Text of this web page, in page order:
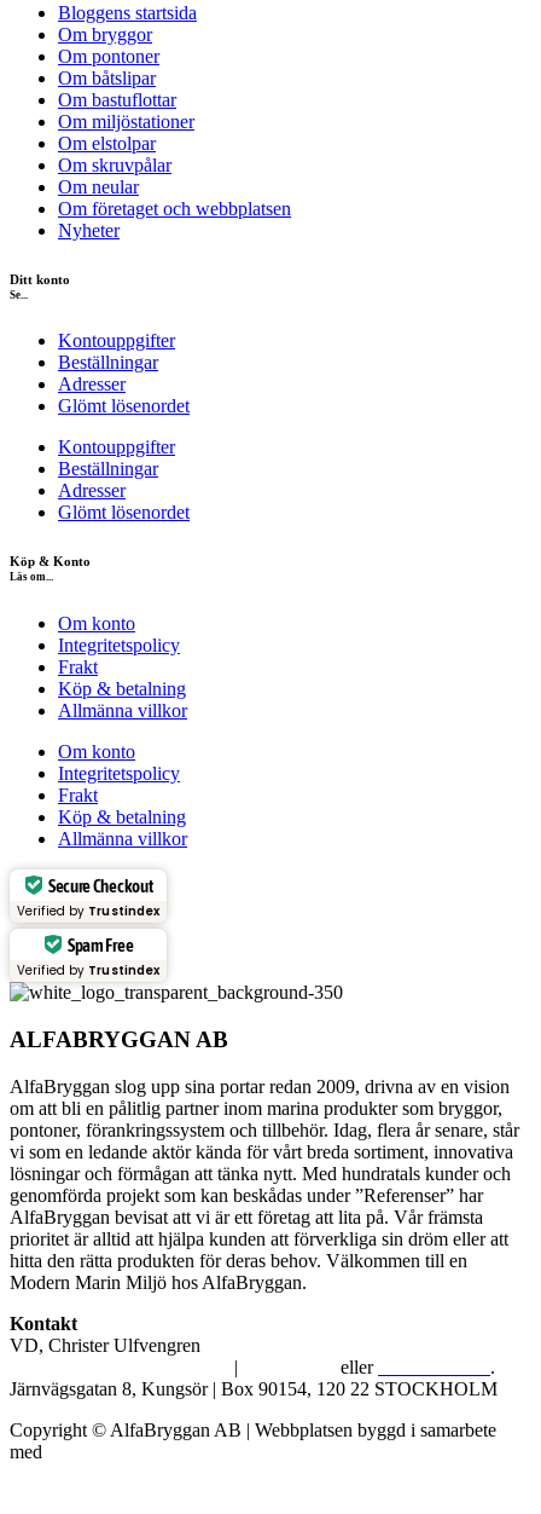
Bloggens startsida
Om bryggor
Om pontoner
Om båtslipar
Om bastuflottar
Om miljöstationer
Om elstolpar
Om skruvpålar
Om neular
Om företaget och webbplatsen
Nyheter
Ditt konto
Se...
Kontouppgifter
Beställningar
Adresser
Glömt lösenordet
Kontouppgifter
Beställningar
Adresser
Glömt lösenordet
Köp & Konto
Läs om...
Om konto
Integritetspolicy
Frakt
Köp & betalning
Allmänna villkor
Om konto
Integritetspolicy
Frakt
Köp & betalning
Allmänna villkor
Secure Checkout
Verified by Trustindex
Spam Free
Verified by Trustindex
ALFABRYGGAN AB
AlfaBryggan slog upp sina portar redan 2009, drivna av en vision
om att bli en pålitlig partner inom marina produkter som bryggor,
pontoner, förankringssystem och tillbehör. Idag, flera år senare, står
vi som en ledande aktör kända för vårt breda sortiment, innovativa
lösningar och förmågan att tänka nytt. Med hundratals kunder och
genomförda projekt som kan beskådas under ”Referenser” har
AlfaBryggan bevisat att vi är ett företag att lita på. Vår främsta
prioritet är alltid att hjälpa kunden att förverkliga sin dröm eller att
hitta den rätta produkten för deras behov. Välkommen till en
Modern Marin Miljö hos AlfaBryggan.
Kontakt
VD, Christer Ulfvengren
| eller
.
Järnvägsgatan 8, Kungsör | Box 90154, 120 22 STOCKHOLM
Copyright © AlfaBryggan AB | Webbplatsen byggd i samarbete
med